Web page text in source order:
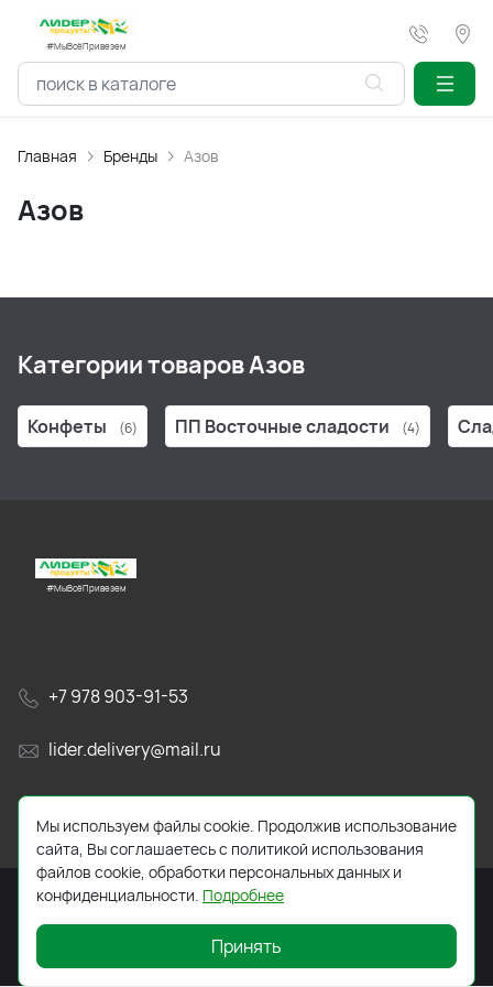
#МыВсёПривезем
Главная Бренды Азов
Азов
Категории товаров Азов
Конфеты (6) ПП Восточные сладости (4)
#МыВсёПривезем
+7 978 903-91-53
lider.delivery@mail.ru
просп. Генерала Острякова, 65А
2026 © Все права защищены. Работает наReadyScript
Мы используем файлы cookie. Продолжив использование
сайта, Вы соглашаетесь с политикой использования
файлов cookie, обработки персональных данных и
конфиденциальности. Подробнее
Принять